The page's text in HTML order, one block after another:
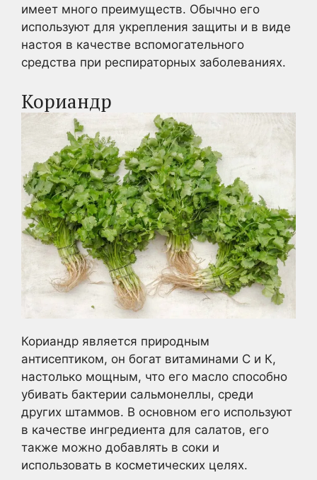
имеет много преимуществ. Обычно его
используют для укрепления защиты и в виде
настоя в качестве вспомогательного
средства при респираторных заболеваниях.
Кориандр
Кориандр является природным
антисептиком, он богат витаминами С и К,
настолько мощным, что его масло способно
убивать бактерии сальмонеллы, среди
других штаммов. В основном его используют
в качестве ингредиента для салатов, его
также можно добавлять в соки и
использовать в косметических целях.